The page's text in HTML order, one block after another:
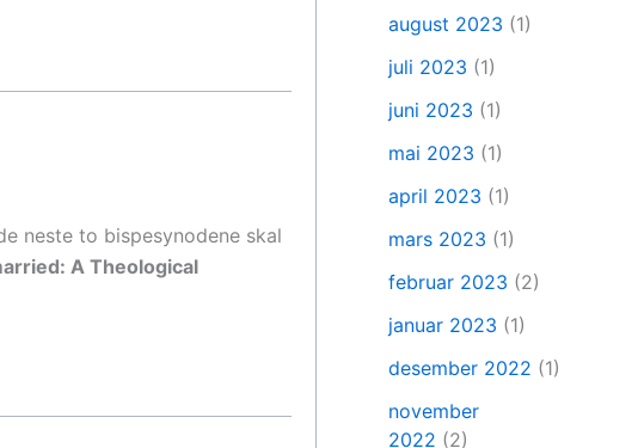
neste to bispesynodene skal
A Theological
august 2023 (1)
juli 2023 (1)
juni 2023 (1)
mai 2023 (1)
april 2023 (1)
mars 2023 (1)
februar 2023 (2)
januar 2023 (1)
desember 2022 (1)
november
2022 (2)